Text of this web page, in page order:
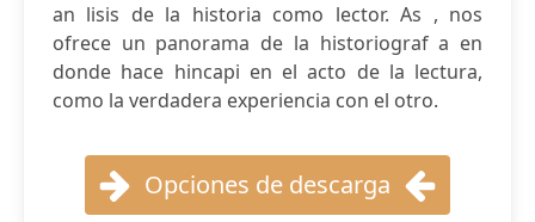
an lisis de la historia como lector. As , nos
ofrece un panorama de la historiograf a en
donde hace hincapi en el acto de la lectura,
como la verdadera experiencia con el otro.
Opciones de descarga